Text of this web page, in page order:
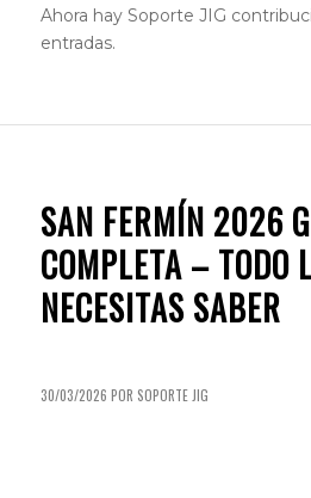
Ahora hay Soporte JIG
entradas.
SAN FERMÍN 2026
COMPLETA – TODO
NECESITAS SABER
30/03/2026 POR SOPORTE JIG